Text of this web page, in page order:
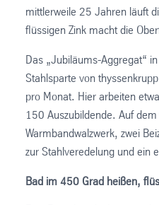
mittlerweile 25 Jahren läuft
flüssigen Zink macht die
Das „Jubiläums-Aggregat“
Stahlsparte von
pro Monat. Hier arbeiten
150 Auszubildende. Auf
Warmbandwalzwerk, zwei
zur Stahlveredelung und ein
Bad im 450 Grad heißen,